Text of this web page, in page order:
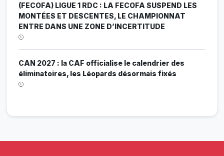
(FECOFA) LIGUE 1 RDC : LA FECOFA SUSPEND LES
MONTÉES ET DESCENTES, LE CHAMPIONNAT
ENTRE DANS UNE ZONE D’INCERTITUDE
CAN 2027 : la CAF officialise le calendrier des
éliminatoires, les Léopards désormais fixés